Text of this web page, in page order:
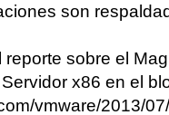
son
sobre el
x86 en el
vmware/2013/